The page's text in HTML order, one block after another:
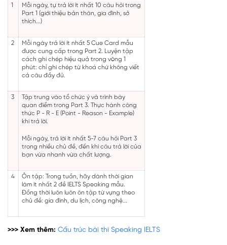
1
Mỗi ngày, tự trả lời ít nhất 10 câu hỏi trong
Part 1 (giới thiệu bản thân, gia đình, sở
thích...)
2
Mỗi ngày trả lời ít nhất 5 Cue Card mẫu
được cung cấp trong Part 2. Luyện tập
cách ghi chép hiệu quả trong vòng 1
phút: chỉ ghi chép từ khoá chứ không viết
cả câu đầy đủ.
3
Tập trung vào tổ chức ý và trình bày
quan điểm trong Part 3. Thực hành công
thức P - R - E (Point - Reason - Example)
khi trả lời.
Mỗi ngày, trả lời ít nhất 5-7 câu hỏi Part 3
trong nhiều chủ đề, đến khi câu trả lời của
bạn vừa nhanh vừa chất lượng.
4
Ôn tập: Trong tuần, hãy dành thời gian
làm ít nhất 2 đề IELTS Speaking mẫu.
Đồng thời luôn luôn ôn tập từ vựng theo
chủ đề: gia đình, du lịch, công nghệ...
>>> Xem thêm: Cấu trúc bài thi Speaking IELTS